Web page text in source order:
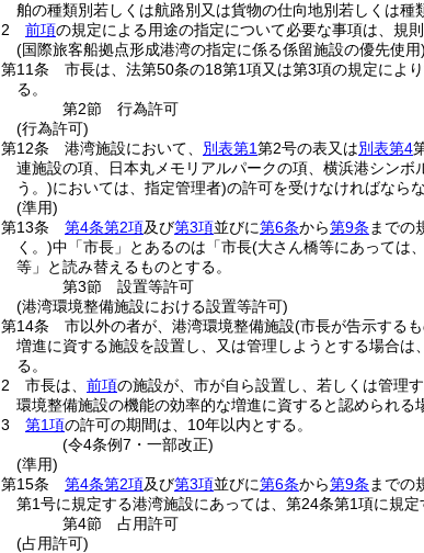
舶の種類別若しくは航路別又は貨物の仕向地別若しくは種
2
前項の規定による用途の指定について必要な事項は、規則
(国際旅客船拠点形成港湾の指定に係る係留施設の優先使用)
第11条
市長は、法第50条の18第1項又は第3項の規定によ
る。
第2節
行為許可
(行為許可)
第12条
港湾施設において、 別表第1第2号の表又は別表第4
連施設の項、日本丸メモリアルパークの項、横浜港シン
う。)においては、指定管理者)の許可を受けなければならな
(準用)
第13条
第4条第2項及び第3項並びに第6条から第9条 までの
く。)中「市長」とあるのは「市長(大さん橋等にあっては
等」と読み替えるものとする。
第3節
設置等許可
(港湾環境整備施設における設置等許可)
第14条
市以外の者が、港湾環境整備施設(市長が告示する
増進に資する施設を設置し、又は管理しようとする場合は
る。
2
市長は、 前項の施設が、市が自ら設置し、若しくは管理
環境整備施設の機能の効率的な増進に資すると認められる
3
第1項の許可の期間は、10年以内とする。
(令4条例7・一部改正)
(準用)
第15条
第4条第2項及び第3項並びに第6条から第9条 までの
第1号に規定する港湾施設にあっては、第24条第1項に規定
第4節
占用許可
(占用許可)